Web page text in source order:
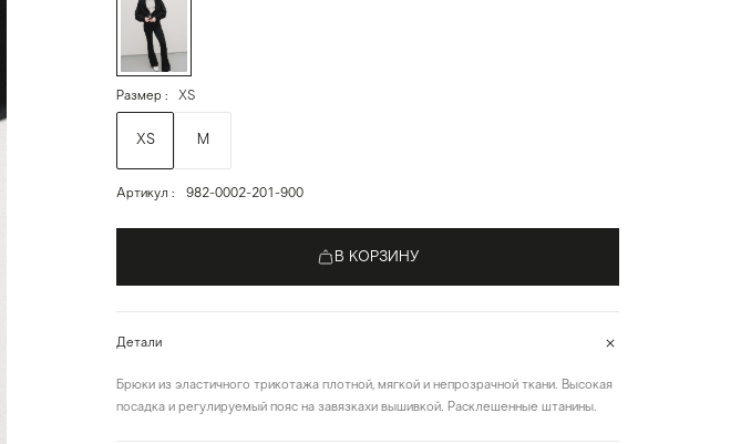
Размер XS
XS M
Артикул 982-0002-201-900
В КОРЗИНУ
Детали
Брюки из эластичного трикотажа плотной, мягкой и непрозрачной ткани. Высокая
посадка и регулируемый пояс на завязкахи вышивкой. Расклешенные штанины.